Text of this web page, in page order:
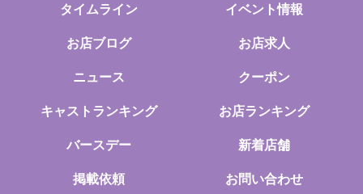
タイムライン イベント情報
お店ブログ お店求人
ニュース クーポン
キャストランキング お店ランキング
バースデー 新着店舗
掲載依頼 お問い合わせ